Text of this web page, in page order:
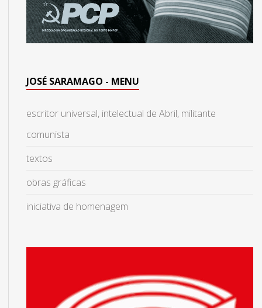
JOSÉ SARAMAGO - MENU
escritor universal, intelectual de Abril, militante
comunista
textos
obras gráficas
iniciativa de homenagem